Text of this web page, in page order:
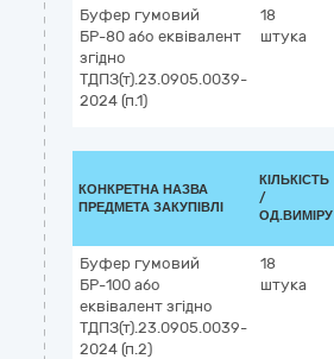
Буфер гумовий
БР-80 або еквівалент
згідно
ТДПЗ(т).23.0905.0039-
2024 (п.1)
18
штука
КОНКРЕТНА НАЗВА
ПРЕДМЕТА ЗАКУПІВЛІ
КІЛЬКІСТЬ
/
ОД.ВИМІРУ
Буфер гумовий
БР-100 або
еквівалент згідно
ТДПЗ(т).23.0905.0039-
2024 (п.2)
18
штука